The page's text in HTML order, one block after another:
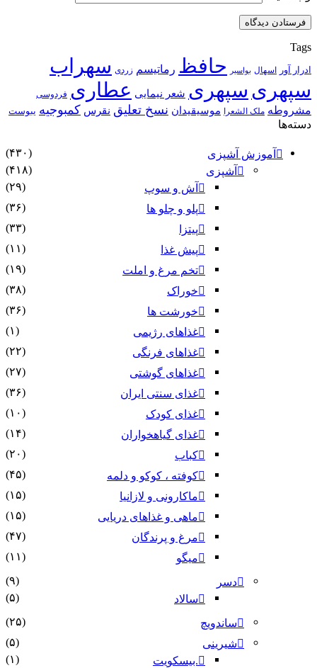
Tags
ادرار آور اسهال بواسیر حافظ رماتیسم زردی سهراب
سپهری سپهری شعر نیمایی عطاری فردوسی
مشروطه ملک الشعرا موسیقیدان نسخ تعلیق نقرس کمبوجیه یبوست
دسته‌ها
آموزش آشپزی
(۴۳۰)
آشپزی
(۴۱۸)
آش و سوپ
(۲۹)
پلو و چلو ها
(۳۶)
پیتزا
(۳۳)
پیش غذا
(۱۱)
تخم مرغ و املت
(۱۹)
خوراک
(۳۸)
خورشت ها
(۳۶)
غذاهای رژیمی
(۱)
غذاهای فرنگی
(۲۲)
غذاهای گوشتی
(۲۷)
غذای سنتی ایران
(۳۶)
غذای کودک
(۱۰)
غذای گیاهخواران
(۱۴)
کباب
(۲۰)
کوفته ، کوکو و دلمه
(۴۵)
ماکارونی و لازانیا
(۱۵)
ماهی و غذاهای دریایی
(۱۵)
مرغ و پرندگان
(۴۷)
میگو
(۱۱)
دسر
(۹)
سالاد
(۵)
ساندویچ
(۲۵)
شیرینی
(۵)
.بیسکویت
(۱)